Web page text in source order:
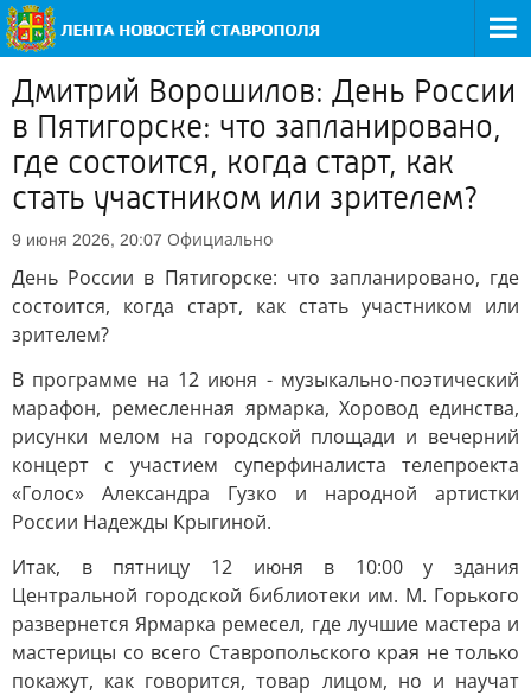
Дмитрий Ворошилов: День России
в Пятигорске: что запланировано,
где состоится, когда старт, как
стать участником или зрителем?
9 июня 2026, 20:07 Официально
День России в Пятигорске: что запланировано, где
состоится, когда старт, как стать участником или
зрителем?
В программе на 12 июня - музыкально-поэтический
марафон, ремесленная ярмарка, Хоровод единства,
рисунки мелом на городской площади и вечерний
концерт с участием суперфиналиста телепроекта
«Голос» Александра Гузко и народной артистки
России Надежды Крыгиной.
Итак, в пятницу 12 июня в 10:00 у здания
Центральной городской библиотеки им. М. Горького
развернется Ярмарка ремесел, где лучшие мастера и
мастерицы со всего Ставропольского края не только
покажут, как говорится, товар лицом, но и научат